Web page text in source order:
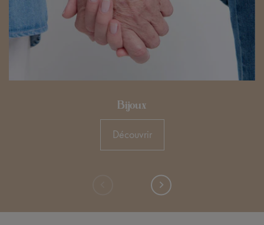
Bijoux
Découvrir